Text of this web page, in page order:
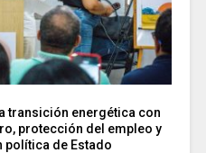
transición energética con
protección del empleo y
política de Estado